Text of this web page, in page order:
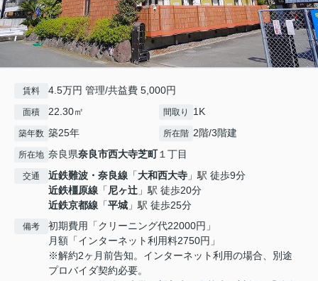
賃料 4.5万円 管理/共益費 5,000円
面積 22.30㎡ 間取り 1K
築年数 築25年 所在階 2階/3階建
所在地 奈良県奈良市西大寺芝町１丁目
交通 近鉄難波・奈良線 「大和西大寺 」駅 徒歩9分
近鉄橿原線 「 尼ヶ辻 」駅 徒歩20分
近鉄京都線 「平城 」駅 徒歩25分
備考
初期費用「クリーニング代22000円」
月額「インターネット利用料2750円」
※解約2ヶ月前告知。インターネット利用の場合、別途
プロバイダ契約必要。